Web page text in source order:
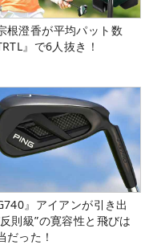
根澄香が平均パット数
』で6人抜き！
』アイアンが引き出
則級”の寛容性と飛びは
だった！